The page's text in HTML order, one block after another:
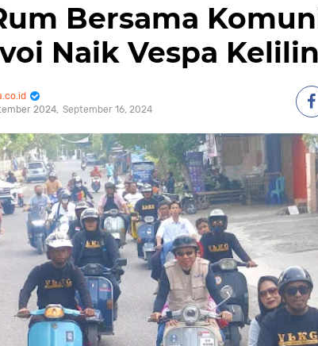
Bersama
Naik Vespa
2024 September 16, 2024